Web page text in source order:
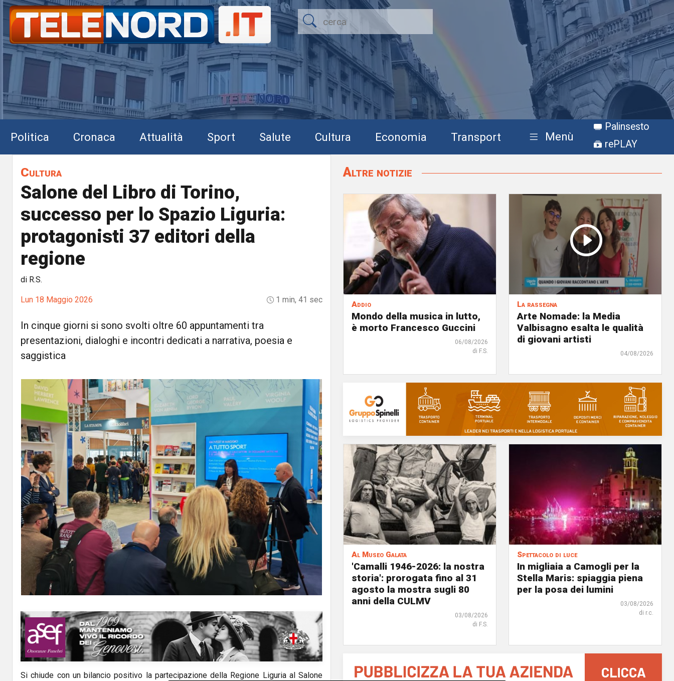
Politica Cronaca Attualità Sport Salute Cultura Economia Transport Menù
Palinsesto
rePLAY
Cultura
Salone del Libro di Torino,
successo per lo Spazio Liguria:
protagonisti 37 editori della
regione
di R.S.
Lun 18 Maggio 2026 1 min, 41 sec
In cinque giorni si sono svolti oltre 60 appuntamenti tra
presentazioni, dialoghi e incontri dedicati a narrativa, poesia e
saggistica
Si chiude con un bilancio positivo la partecipazione della Regione Liguriaal Salone
Altre notizie
Addio
Mondo della musica in lutto,
è morto Francesco Guccini
06/08/2026
di F.S.
La rassegna
Arte Nomade: la Media
Valbisagno esalta le qualità
di giovani artisti
04/08/2026
Al Museo Galata
'Camalli 1946-2026: la nostra
storia': prorogata fino al 31
agosto la mostra sugli 80
anni della CULMV
03/08/2026
di F.S.
Spettacolo di luce
In migliaia a Camogli per la
Stella Maris: spiaggia piena
per la posa dei lumini
03/08/2026
di r.c.